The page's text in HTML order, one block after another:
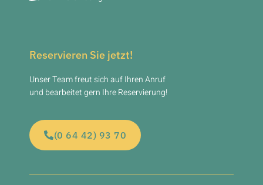
Reservieren Sie jetzt!
Unser Team freut sich auf Ihren Anruf
und bearbeitet gern Ihre Reservierung!
(0 64 42) 93 70